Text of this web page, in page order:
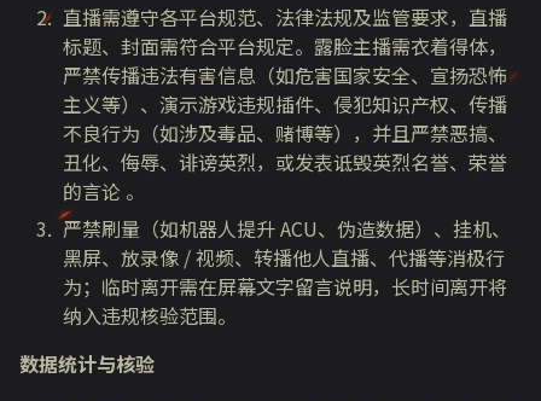
直播需遵守各平台规范、法律法规及监管要求，直播
标题、封面需符合平台规定。露脸主播需衣着得体，
严禁传播违法有害信息（如危害国家安全、宣扬恐怖
主义等）、演示游戏违规插件、侵犯知识产权、传播
不良行为（如涉及毒品、赌博等），并且严禁恶搞、
丑化、侮辱、诽谤英烈，或发表诋毁英烈名誉、荣誉
的言论 。
严禁刷量（如机器人提升 ACU、伪造数据）、挂机、
黑屏、放录像 / 视频、转播他人直播、代播等消极行
为；临时离开需在屏幕文字留言说明，长时间离开将
纳入违规核验范围。
数据统计与核验